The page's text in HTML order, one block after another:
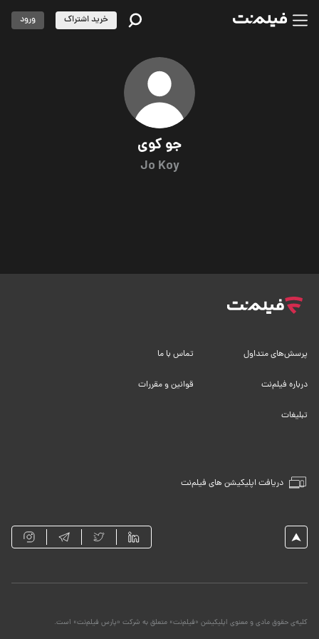
جو کوی
Jo Koy
خرید اشتراک ورود
دریافت اپلیکیشن های فیلم‌نت
پرسش‌های متداول تماس با ما
درباره فیلم‌نت قوانین و مقررات
تبلیغات
کلیه‌ی حقوق مادی و معنوی اپلیکیشن «فیلم‌نت» متعلق به شرکت «پارس فیلم‌نت» است.